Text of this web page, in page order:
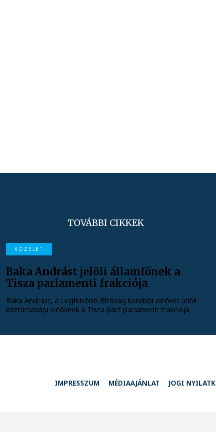
TOVÁBBI CIKKEK
KÖZÉLET
Baka Andrást jelöli államfőnek a
Tisza parlamenti frakciója
Baka Andrást, a Legfelsőbb Bíróság korábbi elnökét jelöli
köztársasági elnöknek a Tisza párt parlamenti frakciója.
IMPRESSZUM MÉDIAAJÁNLAT JOGI